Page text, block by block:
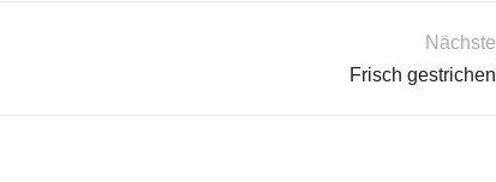
Nächste
Frisch gestrichen